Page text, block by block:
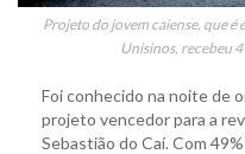
Projeto do jovem caiense, que
Unisinos, recebeu
Foi conhecido na noite de
projeto vencedor para a
Sebastião do Caí. Com